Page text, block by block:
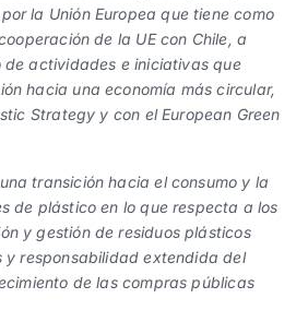
la Unión Europea que tiene como
de la UE con Chile, a
de actividades e iniciativas que
hacia una economía más circular,
Strategy y con el European Green
transición hacia el consumo y la
de plástico en lo que respecta a los
y gestión de residuos plásticos
y responsabilidad extendida del
de las compras públicas